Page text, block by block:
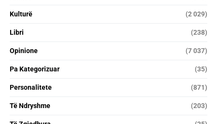
Kulturë (2 029)
Libri (238)
Opinione (7 037)
Pa Kategorizuar (35)
Personalitete (871)
Të Ndryshme (203)